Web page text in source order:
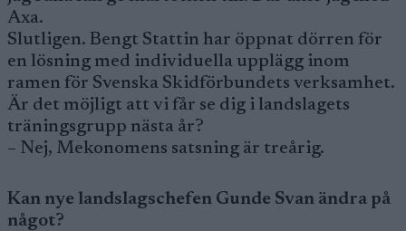
Axa.
Slutligen. Bengt Stattin har öppnat dörren för
en lösning med individuella upplägg inom
ramen för Svenska Skidförbundets verksamhet.
Är det möjligt att vi får se dig i landslagets
träningsgrupp nästa år?
– Nej, Mekonomens satsning är treårig.
Kan nye landslagschefen Gunde Svan ändra på
något?